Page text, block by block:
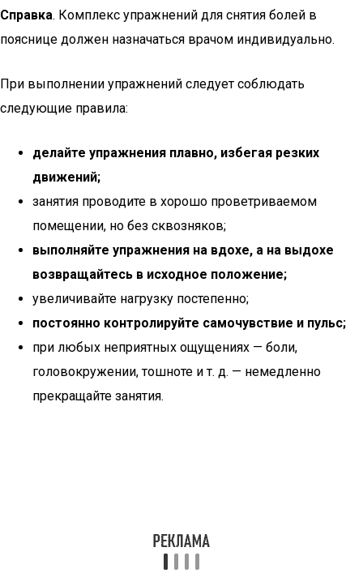
Справка. Комплекс упражнений для снятия болей в
пояснице должен назначаться врачом индивидуально.
При выполнении упражнений следует соблюдать
следующие правила:
делайте упражнения плавно, избегая резких
движений;
занятия проводите в хорошо проветриваемом
помещении, но без сквозняков;
выполняйте упражнения на вдохе, а на выдохе
возвращайтесь в исходное положение;
увеличивайте нагрузку постепенно;
постоянно контролируйте самочувствие и пульс;
при любых неприятных ощущениях — боли,
головокружении, тошноте и т. д. — немедленно
прекращайте занятия.